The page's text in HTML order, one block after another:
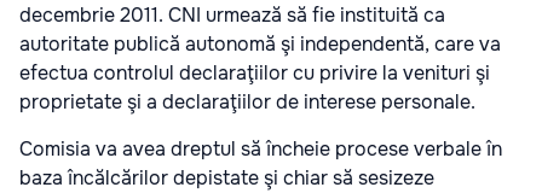
decembrie 2011. CNI urmează să fie instituită ca
autoritate publică autonomă şi independentă, care va
efectua controlul declaraţiilor cu privire la venituri şi
proprietate şi a declaraţiilor de interese personale.
Comisia va avea dreptul să încheie procese verbale în
baza încălcărilor depistate şi chiar să sesizeze